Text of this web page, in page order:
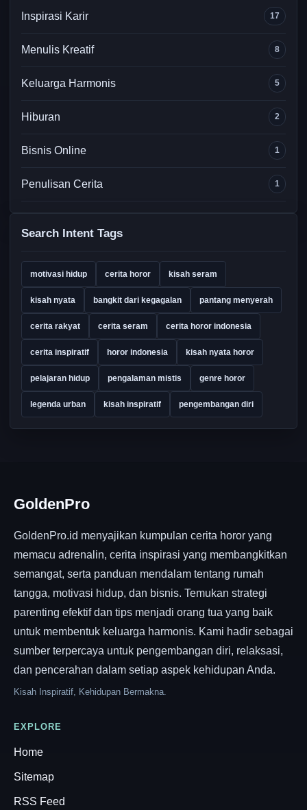
Inspirasi Karir 17
Menulis Kreatif 8
Keluarga Harmonis 5
Hiburan 2
Bisnis Online 1
Penulisan Cerita 1
Search Intent Tags
motivasi hidup cerita horor kisah seram
kisah nyata bangkit dari kegagalan pantang menyerah
cerita rakyat cerita seram cerita horor indonesia
cerita inspiratif horor indonesia kisah nyata horor
pelajaran hidup pengalaman mistis genre horor
legenda urban kisah inspiratif pengembangan diri
GoldenPro
GoldenPro.id menyajikan kumpulan cerita horor yang
memacu adrenalin, cerita inspirasi yang membangkitkan
semangat, serta panduan mendalam tentang rumah
tangga, motivasi hidup, dan bisnis. Temukan strategi
parenting efektif dan tips menjadi orang tua yang baik
untuk membentuk keluarga harmonis. Kami hadir sebagai
sumber terpercaya untuk pengembangan diri, relaksasi,
dan pencerahan dalam setiap aspek kehidupan Anda.
Kisah Inspiratif, Kehidupan Bermakna.
EXPLORE
Home
Sitemap
RSS Feed